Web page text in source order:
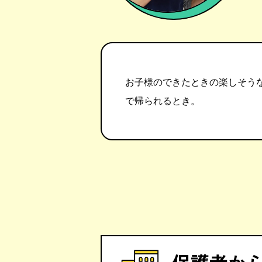
お子様のできたときの楽しそう
で帰られるとき。